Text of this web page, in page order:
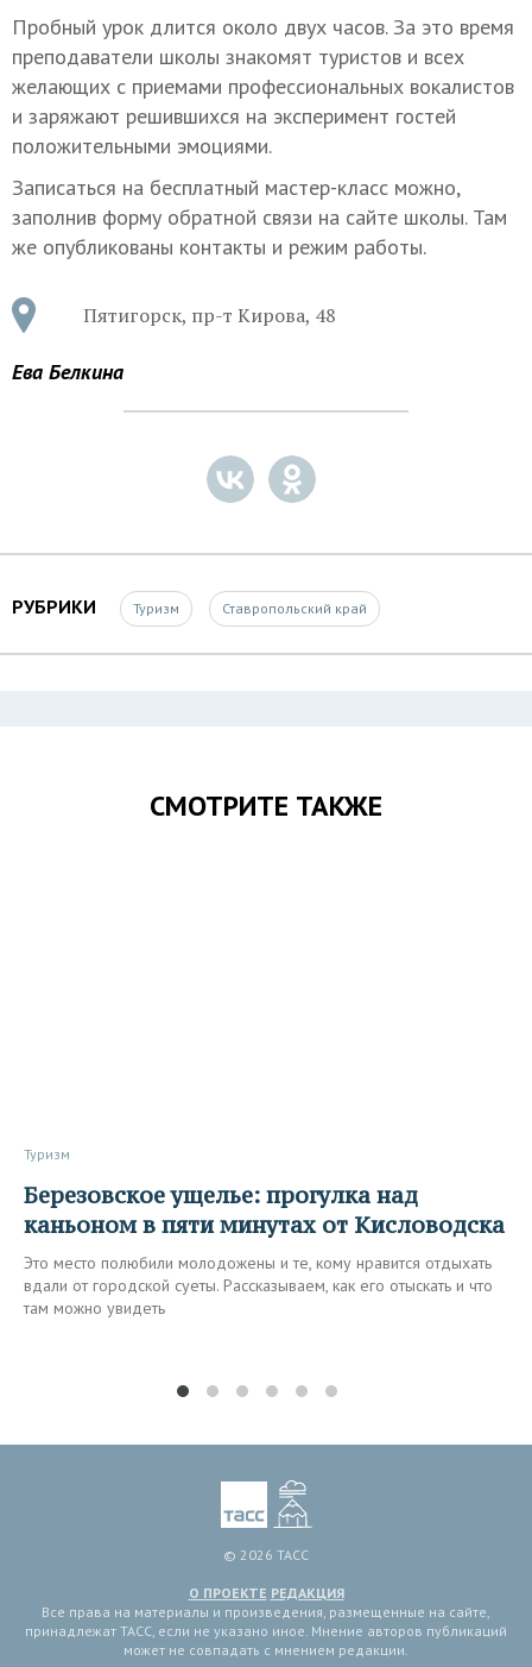
Пробный урок длится около двух часов. За это время
преподаватели школы знакомят туристов и всех
желающих с приемами профессиональных вокалистов
и заряжают решившихся на эксперимент гостей
положительными эмоциями.
Записаться на бесплатный мастер-класс можно,
заполнив форму обратной связи на сайте школы. Там
же опубликованы контакты и режим работы.
Пятигорск, пр-т Кирова, 48
Ева Белкина
РУБРИКИ Туризм Ставропольский край
СМОТРИТЕ ТАКЖЕ
Туризм
Березовское ущелье: прогулка над
каньоном в пяти минутах от Кисловодска
Это место полюбили молодожены и те, кому нравится отдыхать
вдали от городской суеты. Рассказываем, как его отыскать и что
там можно увидеть
© 2026 ТАСС
О ПРОЕКТЕ РЕДАКЦИЯ
Все права на материалы и произведения, размещенные на сайте,
принадлежат ТАСС, если не указано иное. Мнение авторов публикаций
может не совпадать с мнением редакции.